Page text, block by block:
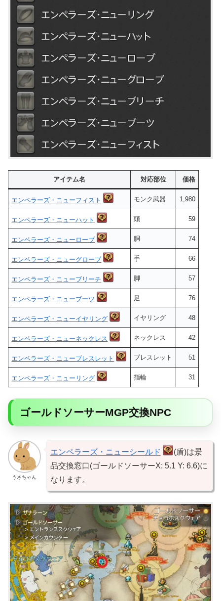
アイテム名 対応部位 価格
エンペラーズ・ニューフィスト モンク武器 1,980
エンペラーズ・ニューハット 頭 59
エンペラーズ・ニューローブ 胴 74
エンペラーズ・ニューグローブ 手 66
エンペラーズ・ニューブリーチ 脚 57
エンペラーズ・ニューブーツ 足 76
エンペラーズ・ニューイヤリング イヤリング 48
エンペラーズ・ニューネックレス ネックレス 42
エンペラーズ・ニューブレスレット ブレスレット 51
エンペラーズ・ニューリング 指輪 31
ゴールドソーサーMGP交換NPC
うさちゃん
エンペラーズ・ニューシールド
(盾)は景
品交換窓口(ゴールドソーサーX: 5.1 Y: 6.6)に
なります。